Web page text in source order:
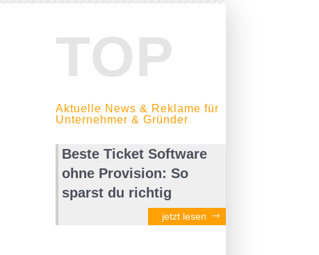
TOP
Aktuelle News & Reklame für
Unternehmer & Gründer
Beste Ticket Software
ohne Provision: So
sparst du richtig
jetzt lesen